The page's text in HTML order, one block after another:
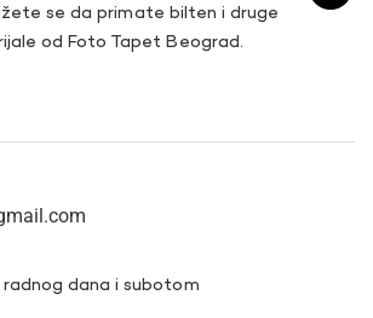
se da primate bilten i druge
od Foto Tapet Beograd.
dana i subotom